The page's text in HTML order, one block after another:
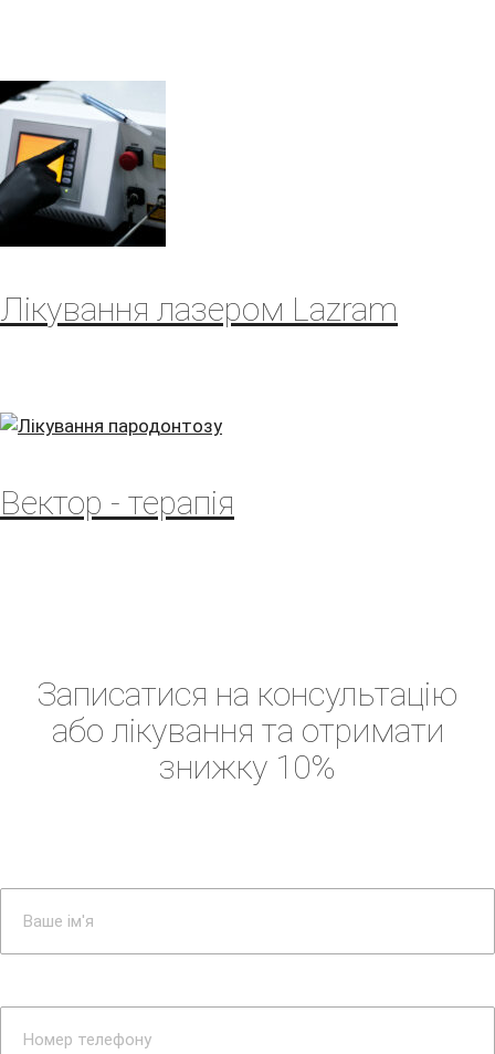
Лікування лазером Lazram
Вектор - терапія
Запиcатися на консультацію
або лікування та отримати
знижку 10%